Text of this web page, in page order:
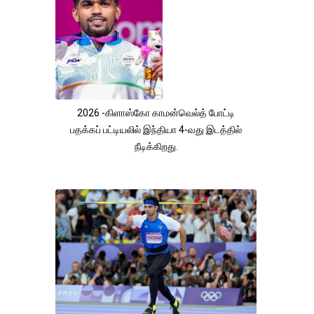
2026 -கிளாஸ்கோ காமன்வெல்த் போட்டி
பதக்கப் பட்டியலில் இந்தியா 4-வது இடத்தில்
நீடிக்கிறது.